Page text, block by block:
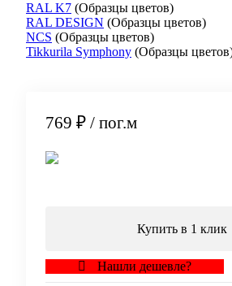
RAL K7 (Образцы цветов)
RAL DESIGN (Образцы цветов)
NCS (Образцы цветов)
Tikkurila Symphony (Образцы
769 ₽ / пог.м
Купить в 1 клик
Нашли дешевле?